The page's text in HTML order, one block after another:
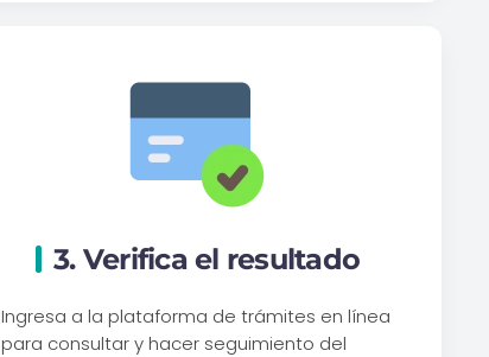
3. Verifica el resultado
Ingresa a la plataforma de trámites en línea
para consultar y hacer seguimiento del